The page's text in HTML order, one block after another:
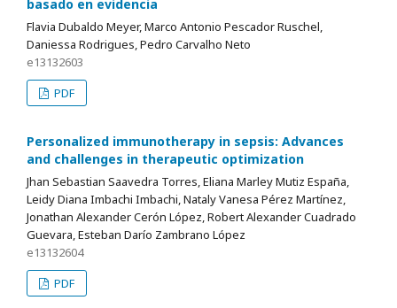
basado en evidencia
Flavia Dubaldo Meyer, Marco Antonio Pescador Ruschel,
Daniessa Rodrigues, Pedro Carvalho Neto
e13132603
PDF
Personalized immunotherapy in sepsis: Advances
and challenges in therapeutic optimization
Jhan Sebastian Saavedra Torres, Eliana Marley Mutiz España,
Leidy Diana Imbachi Imbachi, Nataly Vanesa Pérez Martínez,
Jonathan Alexander Cerón López, Robert Alexander Cuadrado
Guevara, Esteban Darío Zambrano López
e13132604
PDF